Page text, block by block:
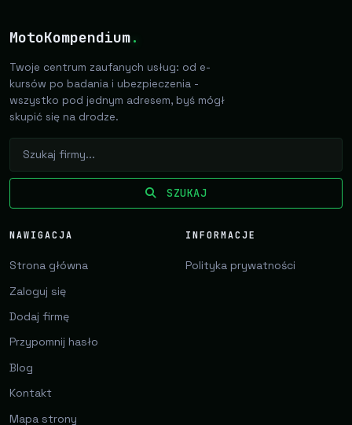
MotoKompendium.
Twoje centrum zaufanych usług: od e-
kursów po badania i ubezpieczenia -
wszystko pod jednym adresem, byś mógł
skupić się na drodze.
SZUKAJ
NAWIGACJA
Strona główna
Zaloguj się
Dodaj firmę
Przypomnij hasło
Blog
Kontakt
Mapa strony
INFORMACJE
Polityka prywatności